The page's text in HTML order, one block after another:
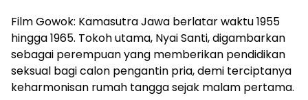
Film Gowok: Kamasutra Jawa berlatar waktu 1955
hingga 1965. Tokoh utama, Nyai Santi, digambarkan
sebagai perempuan yang memberikan pendidikan
seksual bagi calon pengantin pria, demi terciptanya
keharmonisan rumah tangga sejak malam pertama.